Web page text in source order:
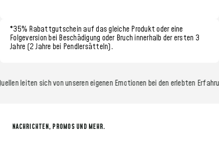
*35% Rabattgutscheinauf das gleiche Produkt oder eine
Folgeversion bei Beschädigung oder Bruch innerhalb derersten 3
Jahre (2 Jahre bei Pendlersätteln).
leiten sich von unseren eigenen Emotionen bei den erlebten
NACHRICHTEN, PROMOS UND MEHR.